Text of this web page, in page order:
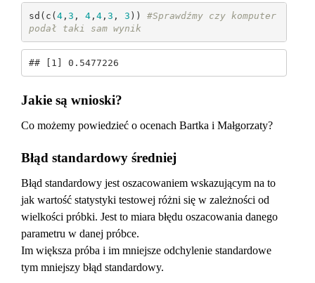
sd(c( 4, 3 , 4, 4, 3 , 3 )) #Sprawdźmy czy komputer
podał taki sam wynik
## [1] 0.5477226
Jakie są wnioski?
Co możemy powiedzieć o ocenach Bartka i Małgorzaty?
Błąd standardowy średniej
Błąd standardowy jest oszacowaniem wskazującym na to
jak wartość statystyki testowej różni się w zależności od
wielkości próbki. Jest to miara błędu oszacowania danego
parametru w danej próbce.
Im większa próba i im mniejsze odchylenie standardowe
tym mniejszy błąd standardowy.